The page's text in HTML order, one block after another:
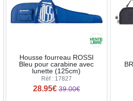
Housse fourreau ROSSI
Bleu pour carabine avec
lunette (125cm)
Réf : 17827
28.95€ 39.00€